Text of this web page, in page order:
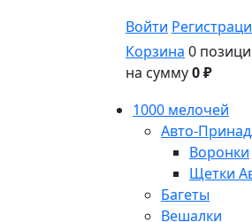
Войти
Корзина 0
на сумму0 ₽
1000 мелочей
Авто-
Воронки
Щетки
Багеты
Вешалки